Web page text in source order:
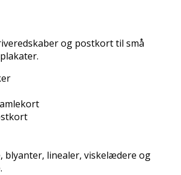
og postkort til små
blyanter, linealer, viskelædere og